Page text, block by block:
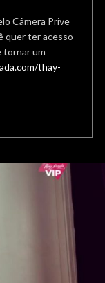
Câmera Prive
quer ter acesso
tornar um
thay-